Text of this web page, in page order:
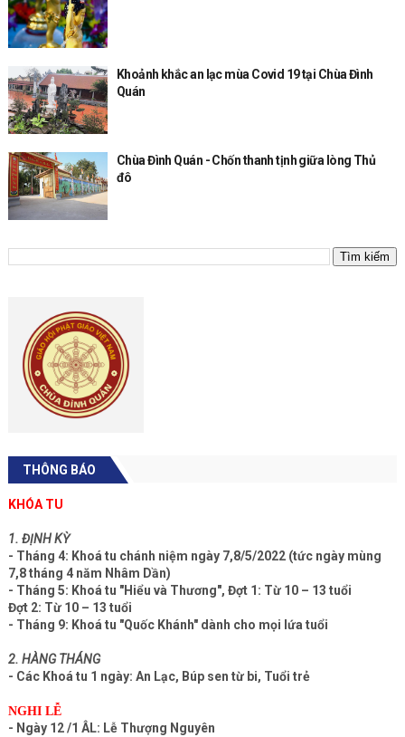
Khoảnh khắc an lạc mùa Covid 19 tại Chùa Đình
Quán
Chùa Đình Quán - Chốn thanh tịnh giữa lòng Thủ
đô
THÔNG BÁO
KHÓA TU
1. ĐỊNH KỲ
- Tháng 4: Khoá tu chánh niệm ngày 7,8/5/2022 (tức ngày mùng
7,8 tháng 4 năm Nhâm Dần)
- Tháng 5: Khoá tu "Hiểu và Thương", Đợt 1: Từ 10 – 13 tuổi
Đợt 2: Từ 10 – 13 tuổi
- Tháng 9: Khoá tu "Quốc Khánh" dành cho mọi lứa tuổi
2. HÀNG THÁNG
- Các Khoá tu 1 ngày: An Lạc, Búp sen từ bi, Tuổi trẻ
NGHI LỄ
- Ngày 12 /1 ÂL: Lễ Thượng Nguyên